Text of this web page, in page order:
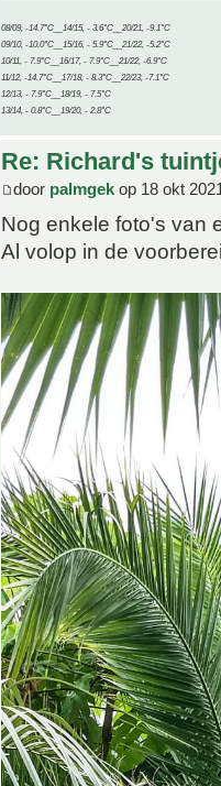
08/09, -14.7°C__14/15, - 3.6°C__20/21, -9.1°C
09/10, -10.0°C__15/16, - 5.9°C__21/22, -5.2°C
10/11, - 7.9°C__16/17, - 7.9°C__21/22, -6.9°C
11/12, -14.7°C__17/18, - 8.3°C__22/23, -7.1°C
12/13, - 7.9°C__18/19, - 7.5°C
13/14, - 0.8°C__19/20, - 2.8°C
Re: Richard's
door palmgek op 18 okt
Nog enkele foto's van
Al volop in de